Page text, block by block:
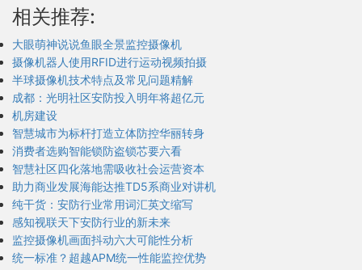
相关推荐:
大眼萌神说说鱼眼全景监控摄像机
摄像机器人使用RFID进行运动视频拍摄
半球摄像机技术特点及常见问题精解
成都：光明社区安防投入明年将超亿元
机房建设
智慧城市为标杆打造立体防控华丽转身
消费者选购智能锁防盗锁芯要六看
智慧社区四化落地需吸收社会运营资本
助力商业发展海能达推TD5系商业对讲机
纯干货：安防行业常用词汇英文缩写
感知视联天下安防行业的新未来
监控摄像机画面抖动六大可能性分析
统一标准？超越APM统一性能监控优势